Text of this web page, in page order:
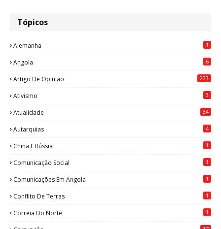
Tópicos
Alemanha 1
Angola 6
Artigo De Opinião 223
Ativismo 3
Atualidade 34
Autarquias 4
China E Rússia 1
Comunicação Social 1
Comunicações Em Angola 1
Conflito De Terras 1
Correia Do Norte 1